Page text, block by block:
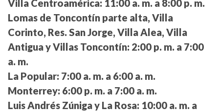
Villa Centroamérica: 11:00 a. m. a 8:00 p. m.
Lomas de Toncontín parte alta, Villa
Corinto, Res. San Jorge, Villa Alea, Villa
Antigua y Villas Toncontín: 2:00 p. m. a 7:00
a. m.
La Popular: 7:00 a. m. a 6:00 a. m.
Monterrey: 6:00 p. m. a 7:00 a. m.
Luis Andrés Zúniga y La Rosa: 10:00 a. m. a